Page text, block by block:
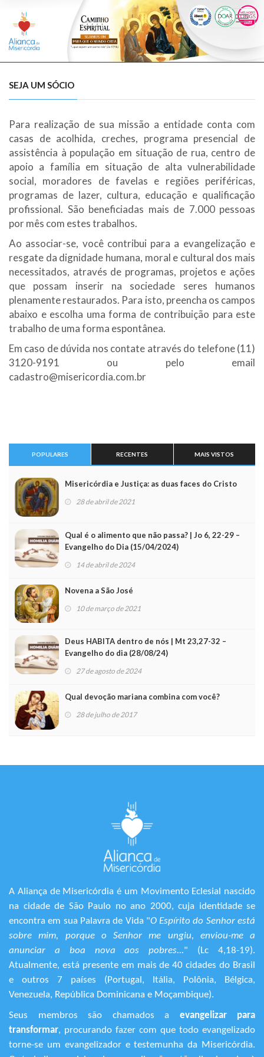
SEJA UM SÓCIO
Para realização de sua missão a entidade conta com
casas de acolhida, creches, programa presencial de
assistência à população em situação de rua, centro de
apoio a família em situação de alta vulnerabilidade
social, moradores de favelas e regiões periféricas,
programas de lazer, cultura, educação e qualificação
profissional. São beneficiadas mais de 7.000 pessoas
por mês com estes trabalhos.
Ao associar-se, você contribui para a evangelização e
resgate da dignidade humana, moral e cultural dos mais
necessitados, através de programas, projetos e ações
que possam inserir na sociedade seres humanos
plenamente restaurados. Para isto, preencha os campos
abaixo e escolha uma forma de contribuição para este
trabalho de uma forma espontânea.
Em caso de dúvida nos contate através do telefone (11)
3120-9191 ou pelo email
cadastro@misericordia.com.br
POPULARES RECENTES MAIS VISTOS
Misericórdia e Justiça: as duas faces do Cristo
28 de abril de 2021
Qual é o alimento que não passa? | Jo 6, 22-29 –
Evangelho do Dia (15/04/2024)
14 de abril de 2024
Novena a São José
10 de março de 2021
Deus HABITA dentro de nós | Mt 23,27-32 –
Evangelho do dia (28/08/24)
27 de agosto de 2024
Qual devoção mariana combina com você?
28 de julho de 2017
A Aliança de Misericórdia é um Movimento Eclesial nascido
na cidade de São Paulo no ano 2000, cuja identidade se
encontra em sua Palavra de Vida "O Espírito do Senhor está
sobre mim, porque o Senhor me ungiu, enviou-me a
anunciar a boa nova aos pobres..." (Lc 4,18-19).
Atualmente, está presente em mais de 40 cidades do Brasil
e outros 7 países (Portugal, Itália, Polônia, Bélgica,
Venezuela, República Dominicana e Moçambique).
Seus membros são chamados a evangelizar para
transformar, procurando fazer com que todo evangelizado
torne-se um evangelizador e testemunha da Misericórdia.